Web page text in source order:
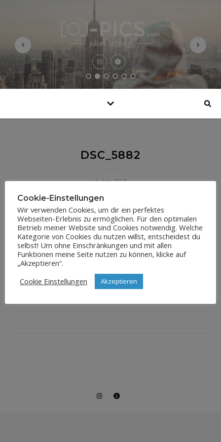
Julian Schnug
DSC_5882
5. Juni 2018
Cookie-Einstellungen
Wir verwenden Cookies, um dir ein perfektes
Webseiten-Erlebnis zu ermöglichen. Für den optimalen
Betrieb meiner Website sind Cookies notwendig. Welche
Kategorie von Cookies du nutzen willst, entscheidest du
selbst! Um ohne Einschränkungen und mit allen
Funktionen meine Seite nutzen zu können, klicke auf
„Akzeptieren“.
Cookie Einstellungen
Akzeptieren